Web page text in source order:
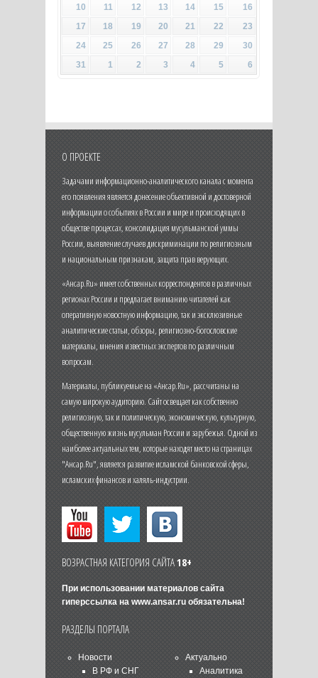
10
11 12 13 14 15
16
17
18 19 20 21 22
23
24
25 26 27 28 29
30
31
1 2 3 4 5 6
О ПРОЕКТЕ
Задачами информационно-аналитического канала с момента
его появления является донесение объективной и достоверной
информации о событиях в России и мире и происходящих в
обществе процессах, консолидация мусульманской уммы
России, выявление случаев дискриминации по религиозным
и национальным признакам, защита прав верующих.
«Ансар.Ru» имеет собственных корреспондентов в различных
регионах России и предлагает вниманию читателей как
оперативную новостную информацию, так и эксклюзивные
аналитические статьи, обзоры, религиозно-богословские
материалы, мнения известных экспертов по различным
вопросам.
Материалы, публикуемые на «Ансар.Ru», рассчитаны на
самую широкую аудиторию. Сайт освещает как собственно
религиозную, так и политическую, экономическую, культурную,
общественную жизнь мусульман России и зарубежья. Одной из
наиболее актуальных тем, которые находят место на страницах
"Ансар.Ru", является развитие исламской банковской сферы,
исламских финансов и халяль-индустрии.
ВОЗРАСТНАЯ КАТЕГОРИЯ САЙТА18+
При использовании материалов сайта
гиперссылка на www.ansar.ruобязательна!
РАЗДЕЛЫ ПОРТАЛА
Новости
В РФ и СНГ
Актуально
Аналитика